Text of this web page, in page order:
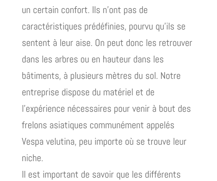
un certain confort. Ils n’ont pas de
caractéristiques prédéfinies, pourvu qu’ils se
sentent à leur aise. On peut donc les retrouver
dans les arbres ou en hauteur dans les
bâtiments, à plusieurs mètres du sol. Notre
entreprise dispose du matériel et de
l’expérience nécessaires pour venir à bout des
frelons asiatiques communément appelés
Vespa velutina, peu importe où se trouve leur
niche.
Il est important de savoir que les différents